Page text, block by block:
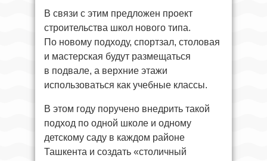
В связи с этим предложен проект
строительства школ нового типа.
По новому подходу, спортзал, столовая
и мастерская будут размещаться
в подвале, а верхние этажи
использоваться как учебные классы.
В этом году поручено внедрить такой
подход по одной школе и одному
детскому саду в каждом районе
Ташкента и создать «столичный